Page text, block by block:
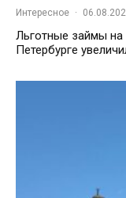
Интересное ·
Льготные займы на
Петербурге